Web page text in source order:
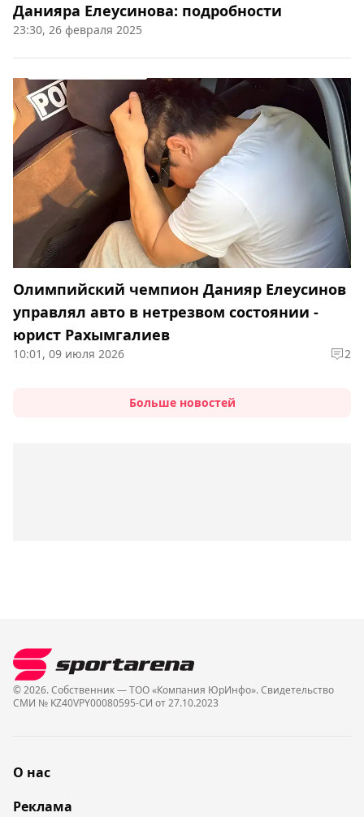
Данияра Елеусинова: подробности
23:30, 26 февраля 2025
Олимпийский чемпион Данияр Елеусинов
управлял авто в нетрезвом состоянии -
юрист Рахымгалиев
10:01, 09 июля 2026 2
Больше новостей
© 2026. Собственник — ТОО «Компания ЮрИнфо». Cвидетельство
СМИ № KZ40VPY00080595-СИ от 27.10.2023
О нас
Реклама